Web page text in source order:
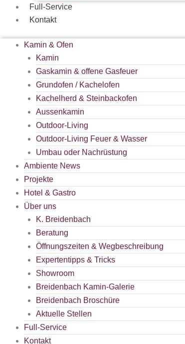
Full-Service
Kontakt
Kamin & Ofen
Kamin
Gaskamin & offene Gasfeuer
Grundofen / Kachelofen
Kachelherd & Steinbackofen
Aussenkamin
Outdoor-Living
Outdoor-Living Feuer & Wasser
Umbau oder Nachrüstung
Ambiente News
Projekte
Hotel & Gastro
Über uns
K. Breidenbach
Beratung
Öffnungszeiten & Wegbeschreibung
Expertentipps & Tricks
Showroom
Breidenbach Kamin-Galerie
Breidenbach Broschüre
Aktuelle Stellen
Full-Service
Kontakt